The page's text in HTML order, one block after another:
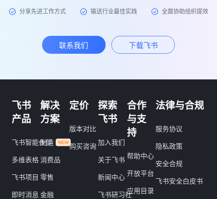
分享先进工作方式 输送行业最佳实践 全面协助组织提效
联系我们 下载飞书
飞书
产品
飞书智能伙伴
多维表格
飞书项目
即时消息
解决
方案
制造
消费品
零售
金融
定价
版本对比
购买咨询
探索
飞书
加入我们
关于飞书
新闻中心
飞书研习社
合作
与支
持
帮助中心
开放平台
应用目录
法律与合规
服务协议
隐私政策
安全合规
飞书安全白皮书